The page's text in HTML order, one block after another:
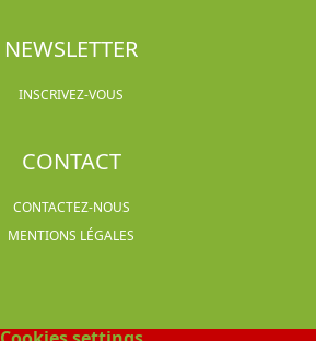
NEWSLETTER
INSCRIVEZ-VOUS
CONTACT
CONTACTEZ-NOUS
MENTIONS LÉGALES